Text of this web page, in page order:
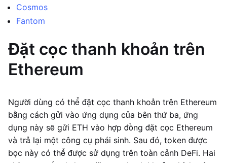
Cosmos
Fantom
Đặt cọc thanh khoản trên
Ethereum
Người dùng có thể đặt cọc thanh khoản trên Ethereum
bằng cách gửi vào ứng dụng của bên thứ ba, ứng
dụng này sẽ gửi ETH vào hợp đồng đặt cọc Ethereum
và trả lại một công cụ phái sinh. Sau đó, token được
bọc này có thể được sử dụng trên toàn cảnh DeFi. Hai